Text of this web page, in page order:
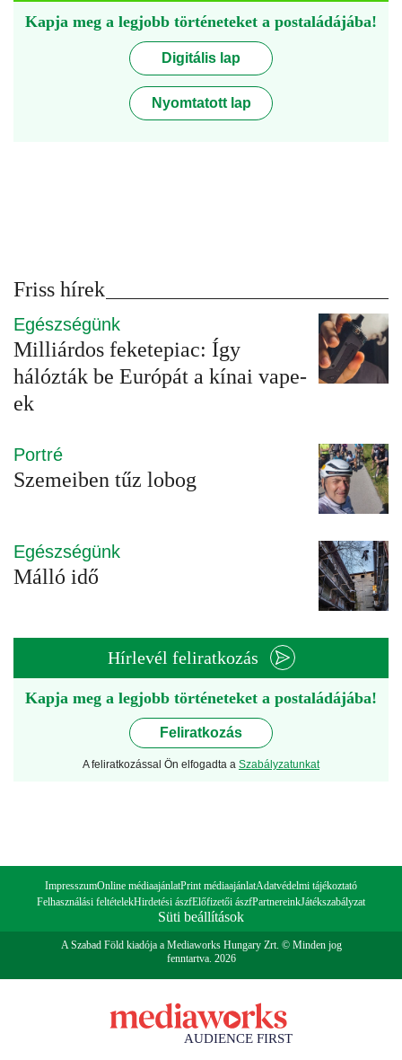
Kapja meg a legjobb történeteket a postaládájába!
Digitális lap
Nyomtatott lap
Friss hírek
Egészségünk
Milliárdos feketepiac: Így
hálózták be Európát a kínai vape-
ek
Portré
Szemeiben tűz lobog
Egészségünk
Málló idő
Hírlevél feliratkozás
Kapja meg a legjobb történeteket a postaládájába!
Feliratkozás
A feliratkozással Ön elfogadta a Szabályzatunkat
ImpresszumOnline médiaajánlatPrint médiaajánlatAdatvédelmi tájékoztató
Felhasználási feltételekHirdetési ászfElőfizetői ászfPartnereinkJátékszabályzat
Süti beállítások
A Szabad Föld kiadója a Mediaworks Hungary Zrt. © Minden jog
fenntartva. 2026